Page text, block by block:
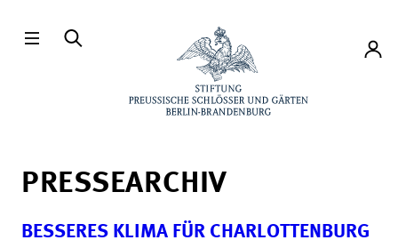
Konto
PRESSEARCHIV
BESSERES KLIMA FÜR CHARLOTTENBURG